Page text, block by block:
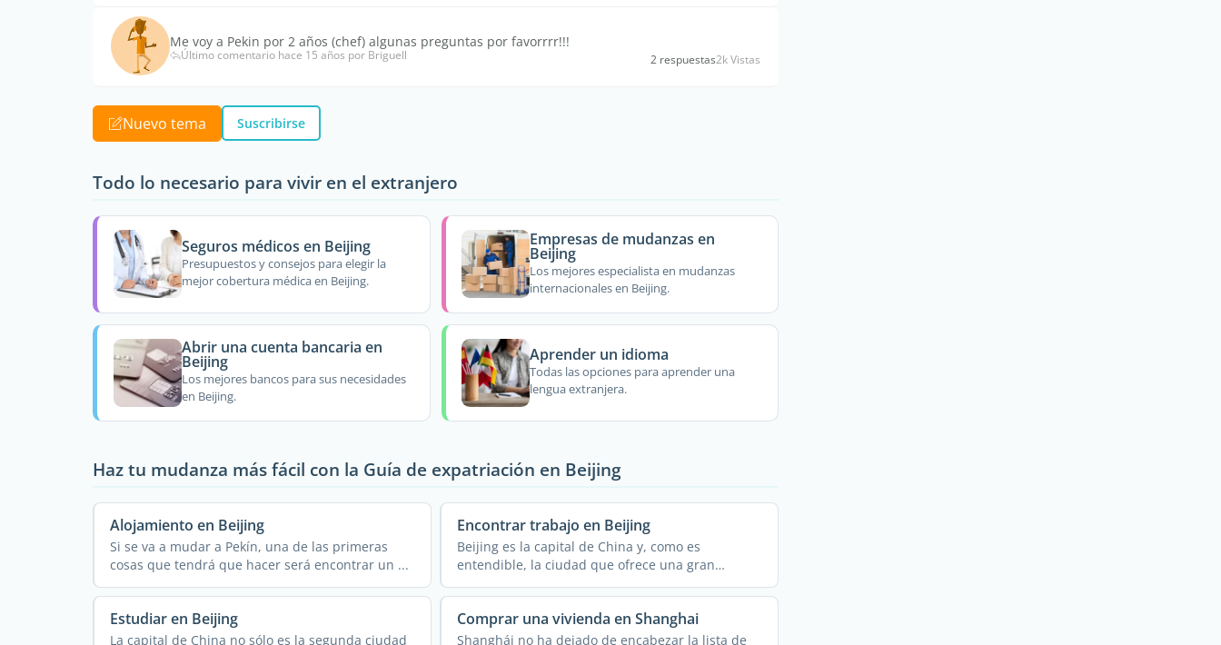
Me voy a Pekin por 2 años (chef) algunas preguntas por favorrrr!!!
Último comentario hace 15 años por Briguell 2 respuestas2k Vistas
Nuevo tema Suscribirse
Todo lo necesario para vivir en el extranjero
Seguros médicos en Beijing
Presupuestos y consejos para elegir la
mejor cobertura médica en Beijing.
Empresas de mudanzas en
Beijing
Los mejores especialista en mudanzas
internacionales en Beijing.
Abrir una cuenta bancaria en
Beijing
Los mejores bancos para sus necesidades
en Beijing.
Aprender un idioma
Todas las opciones para aprender una
lengua extranjera.
Haz tu mudanza más fácil con la Guía de expatriación en Beijing
Alojamiento en Beijing
Si se va a mudar a Pekín, una de las primeras
cosas que tendrá que hacer será encontrar un ...
Encontrar trabajo en Beijing
Beijing es la capital de China y, como es
entendible, la ciudad que ofrece una gran
cantidad de oportunidades ...
Estudiar en Beijing
La capital de China no sólo es la segunda ciudad
Comprar una vivienda en Shanghai
Shanghái no ha dejado de encabezar la lista de